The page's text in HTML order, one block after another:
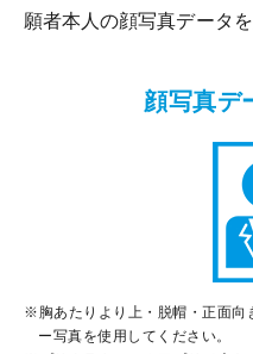
願者本人の顔写真データ
顔写真デ
※胸あたりより上・脱帽・正面向
ー写真を使用してください。